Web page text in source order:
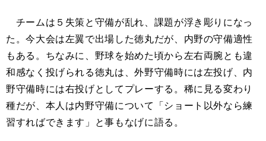
チームは５失策と守備が乱れ、課題が浮き彫りになっ
た。今大会は左翼で出場した徳丸だが、内野の守備適性
もある。ちなみに、野球を始めた頃から左右両腕とも違
和感なく投げられる徳丸は、外野守備時には左投げ、内
野守備時には右投げとしてプレーする。稀に見る変わり
種だが、本人は内野守備について「ショート以外なら練
習すればできます」と事もなげに語る。